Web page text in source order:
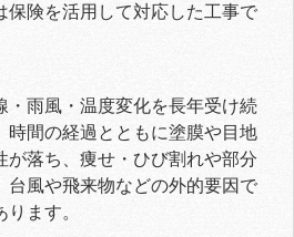
保険を活用して対応した工事で
・雨風・温度変化を長年受け続
時間の経過とともに塗膜や目地
が落ち、痩せ・ひび割れや部分
台風や飛来物などの外的要因で
ます。